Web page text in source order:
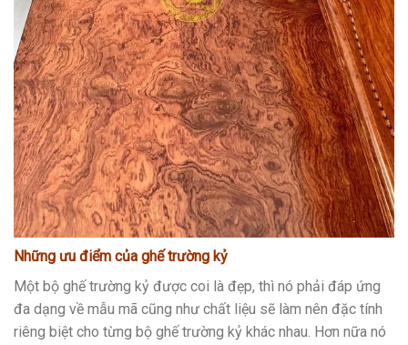
Những ưu điểm của ghế trường kỷ
Một bộ ghế trường kỷ được coi là đẹp, thì nó phải đáp ứng
đa dạng về mẫu mã cũng như chất liệu sẽ làm nên đặc tính
riêng biệt cho từng bộ ghế trường kỷ khác nhau. Hơn nữa nó